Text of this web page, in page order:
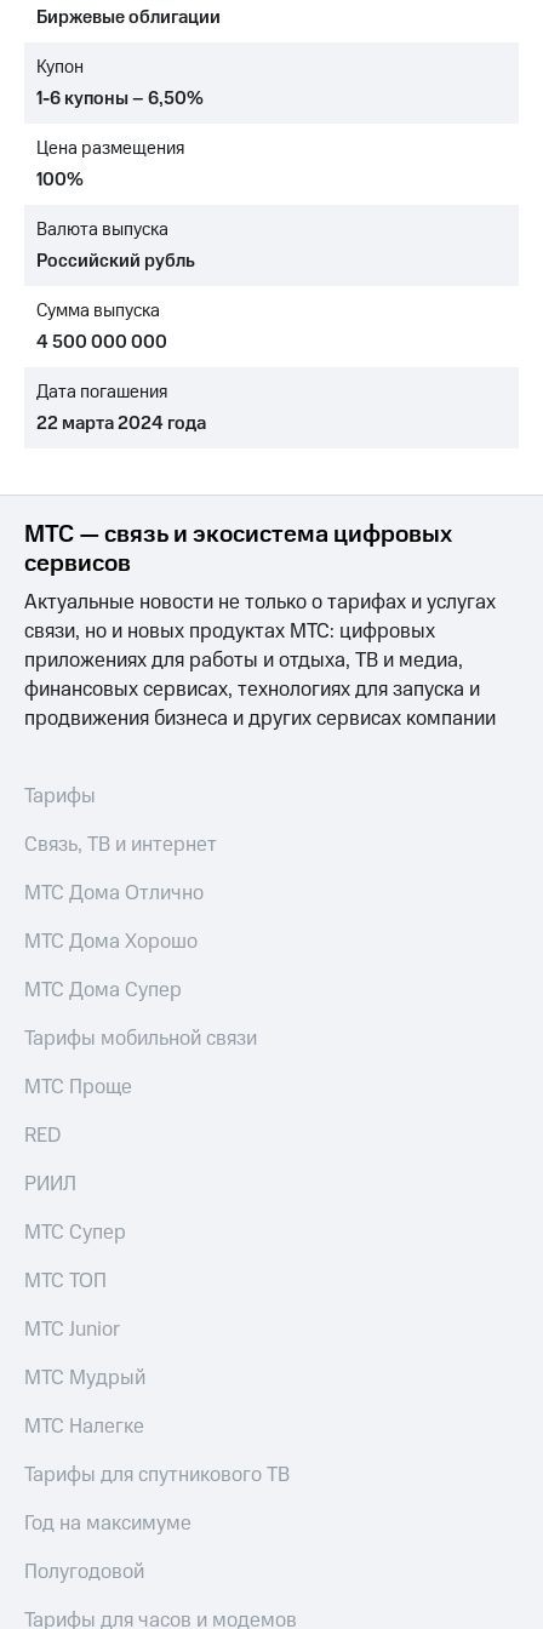
Достижения
Интервью
отчетность
Контакты
Пригласить
спикера
и акционерам
Корпоративное
управление
секретарь
Раскрытие
информации
Информация
акционерам
Документы
ПАО
"МТС"
Собрания
акционеров
Личный
Контроль
аудит
акций
Описание
Программа
приобретения
выкупа
акций
Еврооблигации-2023
о
именных
Другое
Регистратор
Контакты
развитие
деловая этика
Биржевые облигации
Купон
1-6 купоны – 6,50%
Цена размещения
100%
Валюта выпуска
Российский рубль
Сумма выпуска
4 500 000 000
Дата погашения
22 марта 2024 года
МТС — связь и экосистема цифровых
сервисов
Актуальные новости не только о тарифах и услугах
связи, но и новых продуктах МТС: цифровых
приложениях для работы и отдыха, ТВ и медиа,
финансовых сервисах, технологиях для запуска и
продвижения бизнеса и других сервисах компании
Тарифы
Связь, ТВ и интернет
МТС Дома Отлично
МТС Дома Хорошо
МТС Дома Супер
Тарифы мобильной связи
МТС Проще
RED
РИИЛ
МТС Супер
МТС ТОП
МТС Junior
МТС Мудрый
МТС Налегке
Тарифы для спутникового ТВ
Год на максимуме
Полугодовой
Тарифы для часов и модемов